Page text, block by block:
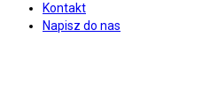
Kontakt
Napisz do nas